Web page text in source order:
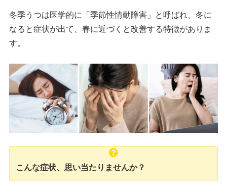
冬季うつは医学的に「季節性情動障害」と呼ばれ、冬に
なると症状が出て、春に近づくと改善する特徴がありま
す。
こんな症状、思い当たりませんか？